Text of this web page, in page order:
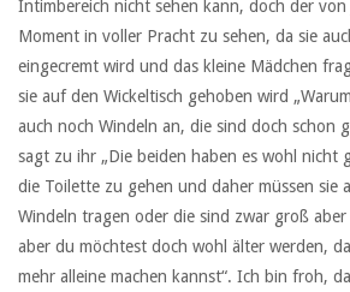
Intimbereich nicht sehen kann, doch der von
Moment in voller Pracht zu sehen, da sie
eingecremt wird und das kleine Mädchen
sie auf den Wickeltisch gehoben wird
auch noch Windeln an, die sind doch schon
sagt zu ihr „Die beiden haben es wohl nicht
die Toilette zu gehen und daher müssen sie
Windeln tragen oder die sind zwar groß
aber du möchtest doch wohl älter werden,
mehr alleine machen kannst“. Ich bin froh,